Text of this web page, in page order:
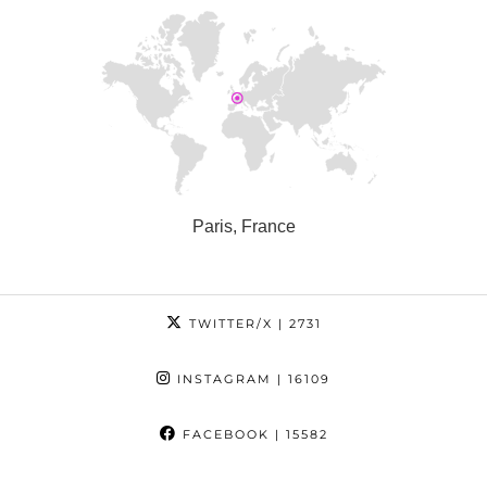
Paris, France
TWITTER/X | 2731
INSTAGRAM | 16109
FACEBOOK | 15582